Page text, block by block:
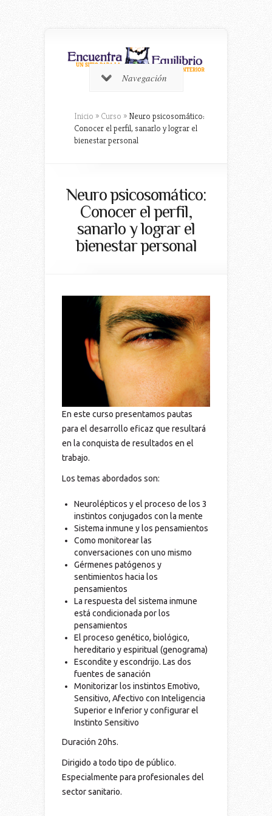
Navegación
Inicio » Curso » Neuro psicosomático:
Conocer el perfil, sanarlo y lograr el
bienestar personal
Neuro psicosomático:
Conocer el perfil,
sanarlo y lograr el
bienestar personal
En este curso presentamos pautas
para el desarrollo eficaz que resultará
en la conquista de resultados en el
trabajo.
Los temas abordados son:
Neurolépticos y el proceso de los 3
instintos conjugados con la mente
Sistema inmune y los pensamientos
Como monitorear las
conversaciones con uno mismo
Gérmenes patógenos y
sentimientos hacia los
pensamientos
La respuesta del sistema inmune
está condicionada por los
pensamientos
El proceso genético, biológico,
hereditario y espiritual (genograma)
Escondite y escondrijo. Las dos
fuentes de sanación
Monitorizar los instintos Emotivo,
Sensitivo, Afectivo con Inteligencia
Superior e Inferior y configurar el
Instinto Sensitivo
Duración 20hs.
Dirigido a todo tipo de público.
Especialmente para profesionales del
sector sanitario.